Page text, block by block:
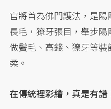
官將首為佛門護法，是
長毛，獠牙張目，舉步
做鬢毛、高錢、獠牙等
柔。
在傳統裡彩繪，真是有譜